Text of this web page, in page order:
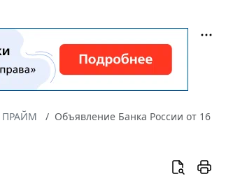
ПРАЙМ
Объявление Банка России от 16